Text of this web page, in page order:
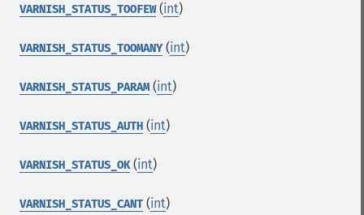
VARNISH_STATUS_TOOFEW(int)
VARNISH_STATUS_TOOMANY(int)
VARNISH_STATUS_PARAM(int)
VARNISH_STATUS_AUTH (int)
VARNISH_STATUS_OK(int)
VARNISH_STATUS_CANT (int)